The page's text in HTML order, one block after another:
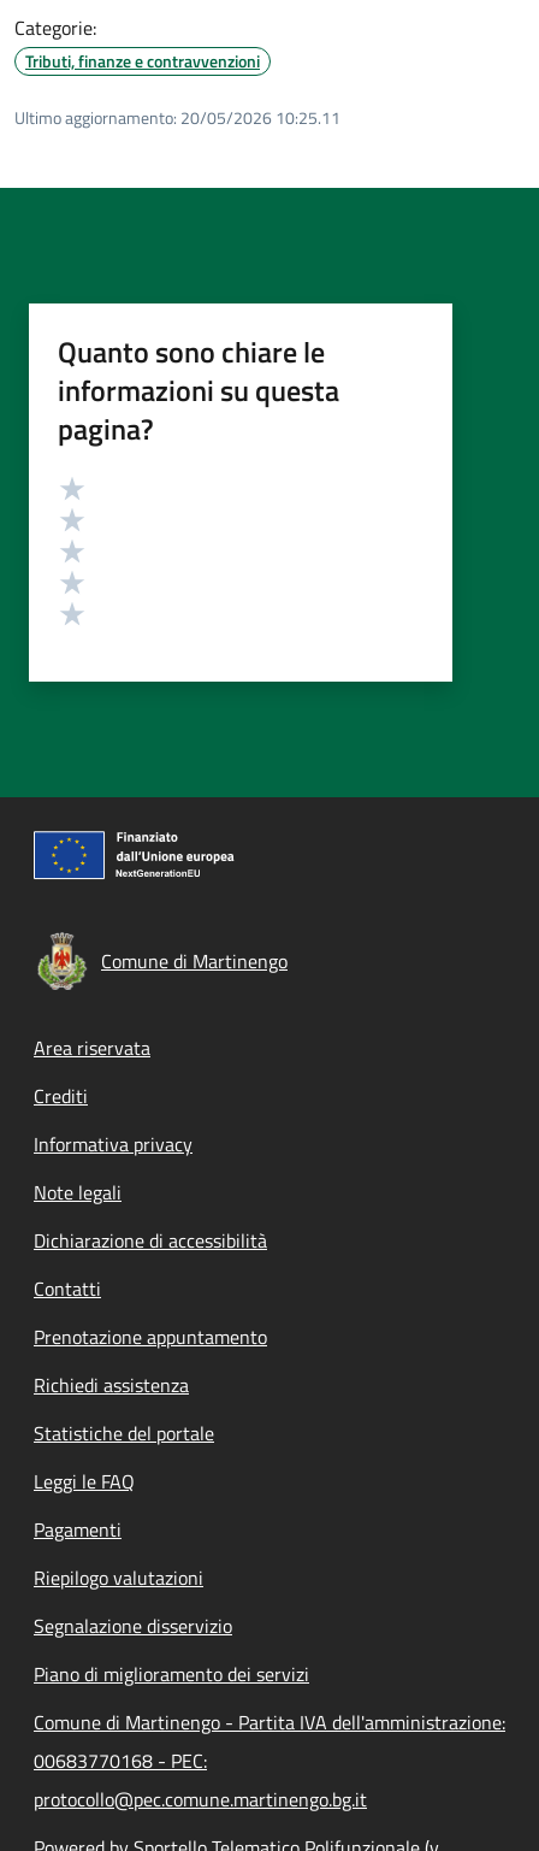
Categorie:
Tributi, finanze e contravvenzioni
Ultimo aggiornamento: 20/05/2026 10:25.11
Quanto sono chiare le
informazioni su questa
pagina?
Valutazione
Comune di Martinengo
Footer menu
Area riservata
Crediti
Informativa privacy
Note legali
Dichiarazione di accessibilità
Contatti
Prenotazione appuntamento
Richiedi assistenza
Statistiche del portale
Leggi le FAQ
Pagamenti
Riepilogo valutazioni
Segnalazione disservizio
Piano di miglioramento dei servizi
Comune di Martinengo - Partita IVA dell'amministrazione:
00683770168 - PEC:
protocollo@pec.comune.martinengo.bg.it